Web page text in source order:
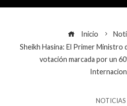
Inicio
Sheikh Hasina: El Primer Ministro
votación marcada por un
NOTICIAS